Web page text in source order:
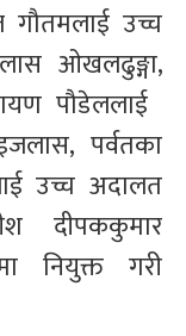
गौतमलाई उच्च
ओखलढुङ्गा,
पौडेललाई
पर्वतका
उच्च अदालत
दीपककुमार
नियुक्त गरी